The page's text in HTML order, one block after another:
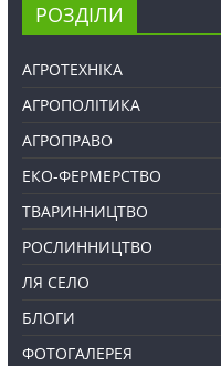
РОЗДІЛИ
АГРОТЕХНІКА
АГРОПОЛІТИКА
АГРОПРАВО
ЕКО-ФЕРМЕРСТВО
ТВАРИННИЦТВО
РОСЛИННИЦТВО
ЛЯ СЕЛО
БЛОГИ
ФОТОГАЛЕРЕЯ